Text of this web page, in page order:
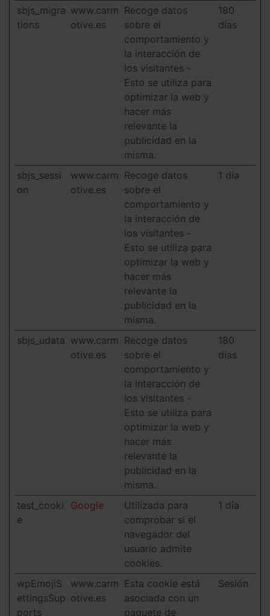
sbjs_migra
tions
www.carm
otive.es
Recoge datos
sobre el
comportamiento y
la interacción de
los visitantes -
Esto se utiliza para
optimizar la web y
hacer más
relevante la
publicidad en la
misma.
180
días
sbjs_sessi
on
www.carm
otive.es
Recoge datos
sobre el
comportamiento y
la interacción de
los visitantes -
Esto se utiliza para
optimizar la web y
hacer más
relevante la
publicidad en la
misma.
1 día
sbjs_udata www.carm
otive.es
Recoge datos
sobre el
comportamiento y
la interacción de
los visitantes -
Esto se utiliza para
optimizar la web y
hacer más
relevante la
publicidad en la
misma.
180
días
test_cooki
e
Google
Utilizada para
comprobar si el
navegador del
usuario admite
cookies.
1 día
wpEmojiS
ettingsSup
ports
www.carm
otive.es
Esta cookie está
asociada con un
paquete de
Sesión